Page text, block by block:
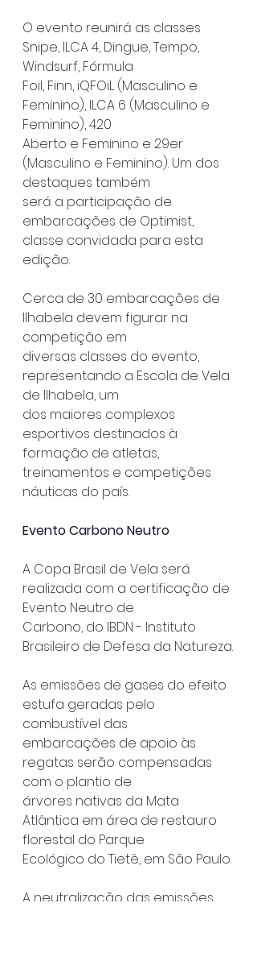
O evento reunirá as classes
Snipe, ILCA 4, Dingue, Tempo,
Windsurf, Fórmula
Foil, Finn, iQFOiL (Masculino e
Feminino), ILCA 6 (Masculino e
Feminino), 420
Aberto e Feminino e 29er
(Masculino e Feminino). Um dos
destaques também
será a participação de
embarcações de Optimist,
classe convidada para esta
edição.
Cerca de 30 embarcações de
Ilhabela devem figurar na
competição em
diversas classes do evento,
representando a Escola de Vela
de Ilhabela, um
dos maiores complexos
esportivos destinados à
formação de atletas,
treinamentos e competições
náuticas do país.
Evento Carbono Neutro
A Copa Brasil de Vela será
realizada com a certificação de
Evento Neutro de
Carbono, do IBDN - Instituto
Brasileiro de Defesa da Natureza.
As emissões de gases do efeito
estufa geradas pelo
combustível das
embarcações de apoio às
regatas serão compensadas
com o plantio de
árvores nativas da Mata
Atlântica em área de restauro
florestal do Parque
Ecológico do Tietê, em São Paulo.
A neutralização das emissões